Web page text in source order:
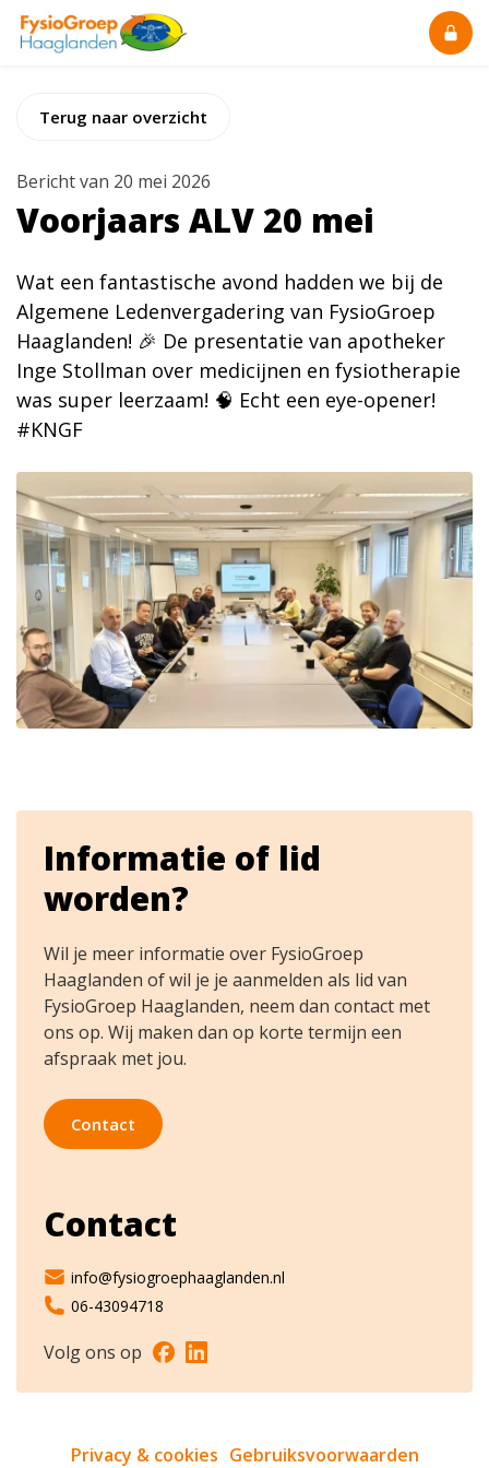
Terug naar overzicht
Bericht van 20 mei 2026
Voorjaars ALV 20 mei
Wat een fantastische avond hadden we bij de
Algemene Ledenvergadering van FysioGroep
Haaglanden! 🎉 De presentatie van apotheker
Inge Stollman over medicijnen en fysiotherapie
was super leerzaam! 🧠 Echt een eye-opener!
#KNGF
Informatie of lid
worden?
Wil je meer informatie over FysioGroep
Haaglanden of wil je je aanmelden als lid van
FysioGroep Haaglanden, neem dan contact met
ons op. Wij maken dan op korte termijn een
afspraak met jou.
Contact
Contact
info@fysiogroephaaglanden.nl
06-43094718
Volg ons op
Privacy & cookies Gebruiksvoorwaarden